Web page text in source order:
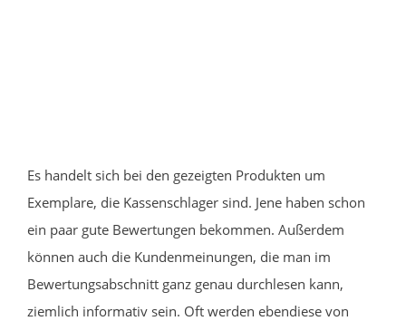
Es handelt sich bei den gezeigten Produkten um
Exemplare, die Kassenschlager sind. Jene haben schon
ein paar gute Bewertungen bekommen. Außerdem
können auch die Kundenmeinungen, die man im
Bewertungsabschnitt ganz genau durchlesen kann,
ziemlich informativ sein. Oft werden ebendiese von